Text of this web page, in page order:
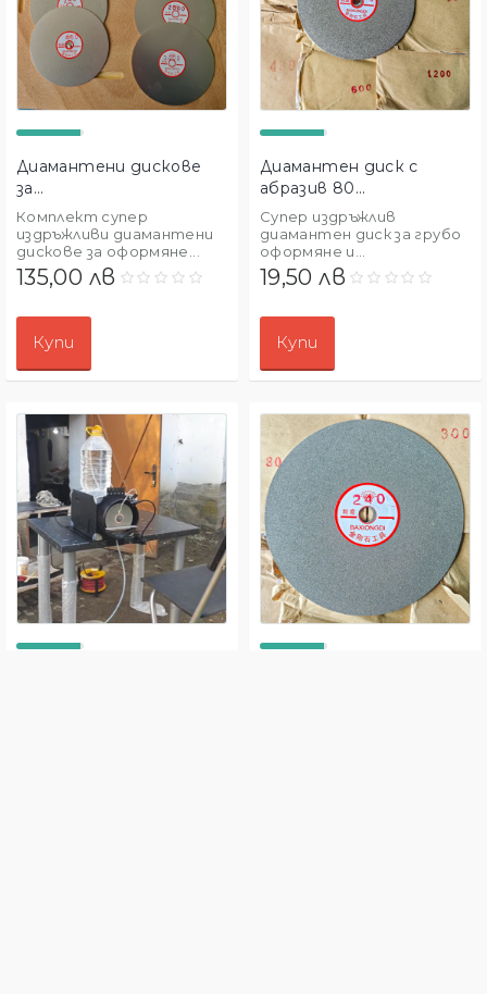
Диамантени дискове
за...
Комплект супер
издръжливи диамантени
дискове за оформяне...
135,00 лв
Купи
Диамантен диск с
абразив 80...
Супер издръжлив
диамантен диск за грубо
оформяне и...
19,50 лв
Купи